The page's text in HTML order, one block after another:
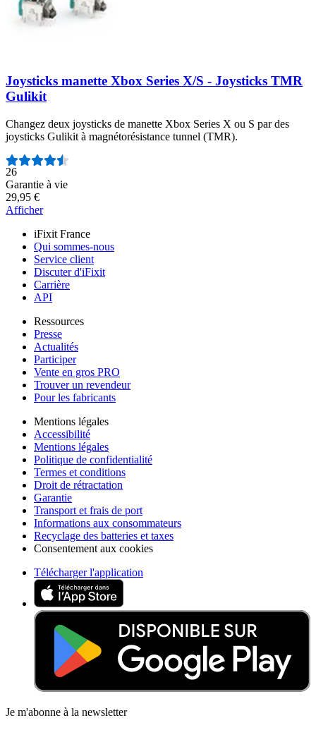
Joysticks manette Xbox Series X/S - Joysticks TMR
Gulikit
Changez deux joysticks de manette Xbox Series X ou S par des
joysticks Gulikit à magnétorésistance tunnel (TMR).
Nombre d'avis :
26
Garantie à vie
29,95 €
Afficher
iFixit France
Qui sommes-nous
Service client
Discuter d'iFixit
Carrière
API
Ressources
Presse
Actualités
Participer
Vente en gros PRO
Trouver un revendeur
Pour les fabricants
Mentions légales
Accessibilité
Mentions légales
Politique de confidentialité
Termes et conditions
Droit de rétractation
Garantie
Transport et frais de port
Informations aux consommateurs
Recyclage des batteries et taxes
Consentement aux cookies
Télécharger l'application
Je m'abonne à la newsletter